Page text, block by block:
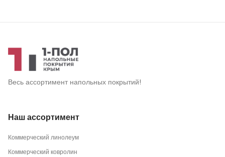
Весь ассортимент напольных покрытий!
Наш ассортимент
Коммерческий линолеум
Коммерческий ковролин